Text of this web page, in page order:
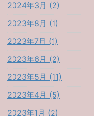
2024年3月 (2)
2023年8月 (1)
2023年7月 (1)
2023年6月 (2)
2023年5月 (11)
2023年4月 (5)
2023年1月 (2)